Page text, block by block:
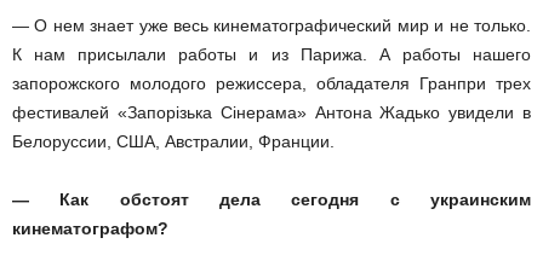
— О нем знает уже весь кинематографический мир и не только.
К нам присылали работы и из Парижа. А работы нашего
запорожского молодого режиссера, обладателя Гран­при трех
фестивалей «Запорізька Сінерама» Антона Жадько увидели в
Белоруссии, США, Австралии, Франции.
— Как обстоят дела сегодня с украинским
кинематографом?